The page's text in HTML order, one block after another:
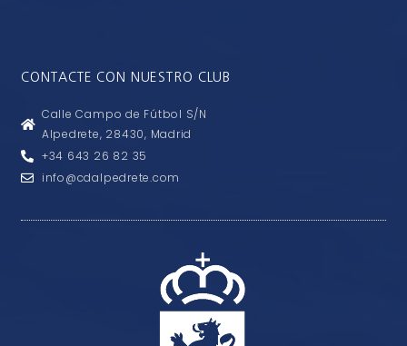
CONTACTE CON NUESTRO CLUB
Calle Campo de Fútbol S/N
Alpedrete, 28430, Madrid
+34 643 26 82 35
info@cdalpedrete.com